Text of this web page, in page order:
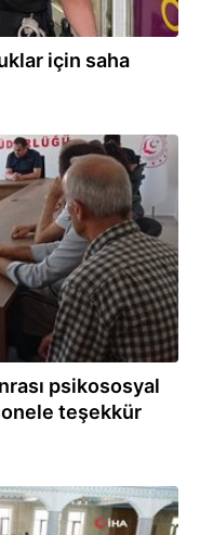
için saha
psikososyal
teşekkür